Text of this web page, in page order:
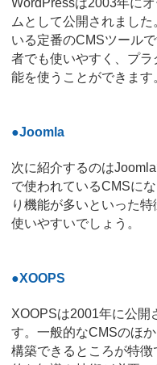
WordPressは2003年に
ムとして公開されまし
いる定番のCMSツール
者でも使いやすく、プ
能を使うことができます
●Joomla
次に紹介するのは
で使われているCMSに
り機能が多いといった
使いやすいでしょう。
●XOOPS
XOOPSは2001年に公開
す。一般的なCMSのほ
構築できるところが特